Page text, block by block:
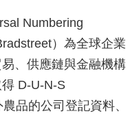
Numbering
）為全球企業
、供應鏈與金融機構
D-U-N-S
品的公司登記資料、